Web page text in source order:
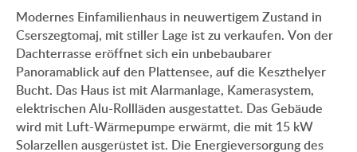
Modernes Einfamilienhaus in neuwertigem Zustand in
Cserszegtomaj, mit stiller Lage ist zu verkaufen. Von der
Dachterrasse eröffnet sich ein unbebaubarer
Panoramablick auf den Plattensee, auf die Keszthelyer
Bucht. Das Haus ist mit Alarmanlage, Kamerasystem,
elektrischen Alu-Rollläden ausgestattet. Das Gebäude
wird mit Luft-Wärmepumpe erwärmt, die mit 15 kW
Solarzellen ausgerüstet ist. Die Energieversorgung des
VILLA MIT ALTEM BAUMBESTAND
EINFAMILIENHAUS IM GRÜNEN
IMPRESSUM